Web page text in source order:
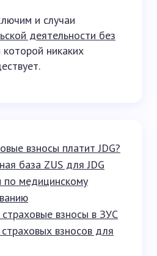
и случаи
деятельности без
которой никаких
взносы платит JDG?
база ZUS для JDG
по медицинскому
страховые взносы в ЗУС
взносов для